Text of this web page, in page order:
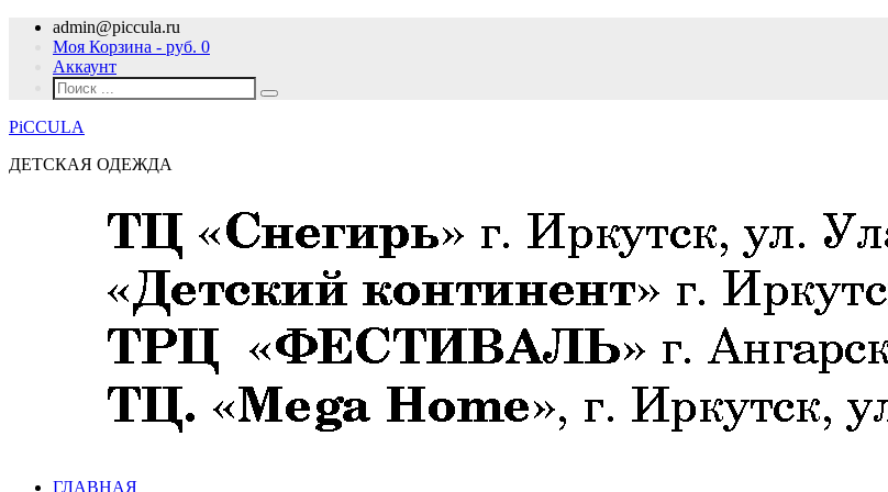
admin@piccula.ru
Моя Корзина - руб. 0
Аккаунт
PiCCULA
ДЕТСКАЯ ОДЕЖДА
ГЛАВНАЯ